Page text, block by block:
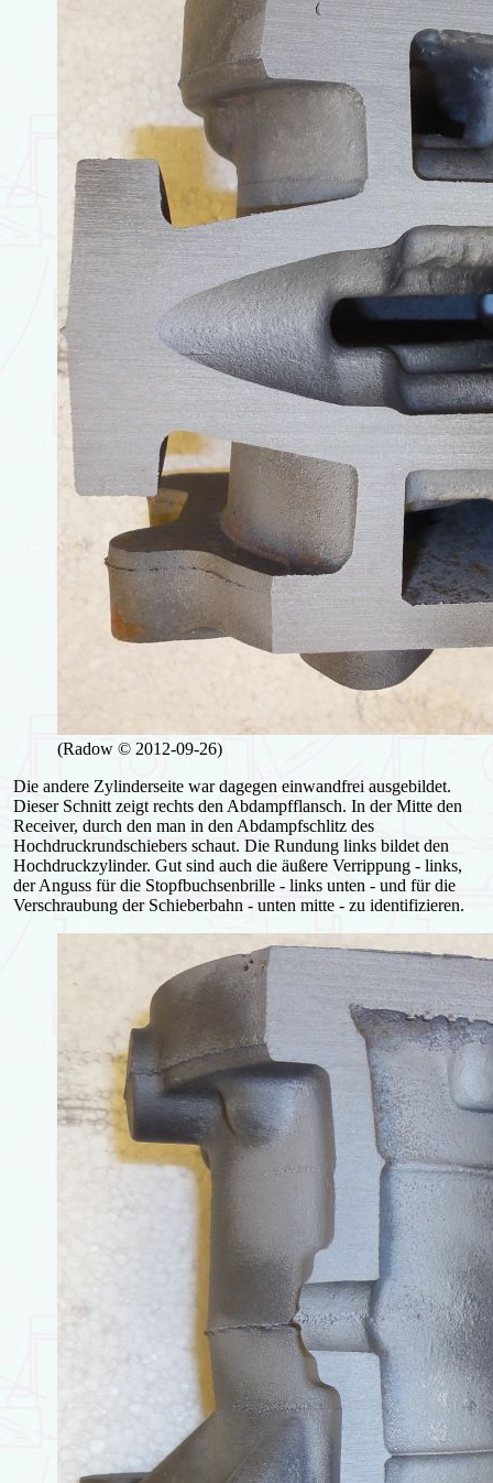
(Radow © 2012-09-26)
Die andere Zylinderseite war dagegen einwandfrei ausgebildet.
Dieser Schnitt zeigt rechts den Abdampfflansch. In der Mitte den
Receiver, durch den man in den Abdampfschlitz des
Hochdruckrundschiebers schaut. Die Rundung links bildet den
Hochdruckzylinder. Gut sind auch die äußere Verrippung - links,
der Anguss für die Stopfbuchsenbrille - links unten - und für die
Verschraubung der Schieberbahn - unten mitte - zu identifizieren.